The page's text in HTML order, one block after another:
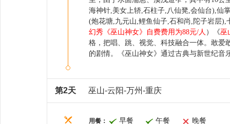
海神针,美女上轿,石柱子, 八仙凳,会仙台),仙
(炮花塘,九元山,鲤鱼仙子,石和尚 , 陀子岩层),
幻秀《巫山神女》
自费费用为88元/人 ） 《巫
格，把唱、跳、视觉、科技融合一体。 敢爱
的剧情。 《巫山神女》通过古典与新世纪
第2天 巫山-云阳-万州-重庆
用餐： 早餐 午餐 晚餐